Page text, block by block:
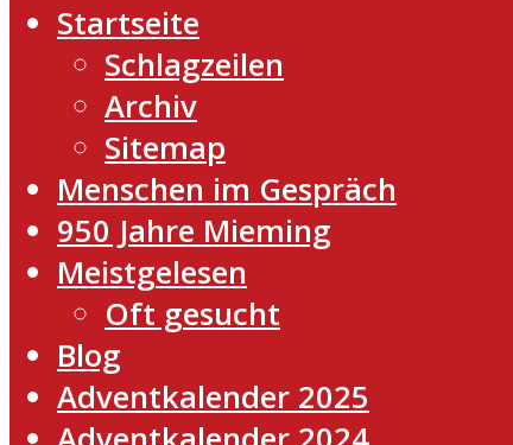
Startseite
Schlagzeilen
Archiv
Sitemap
Menschen im Gespräch
950 Jahre Mieming
Meistgelesen
Oft gesucht
Blog
Adventkalender 2025